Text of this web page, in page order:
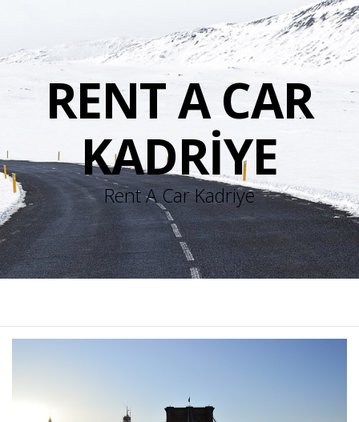
RENT A CAR
KADRIYE
Rent A Car Kadriye